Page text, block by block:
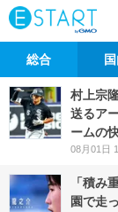
総合
村上宗
送るア
ームの
08月01日
「積み
園で走